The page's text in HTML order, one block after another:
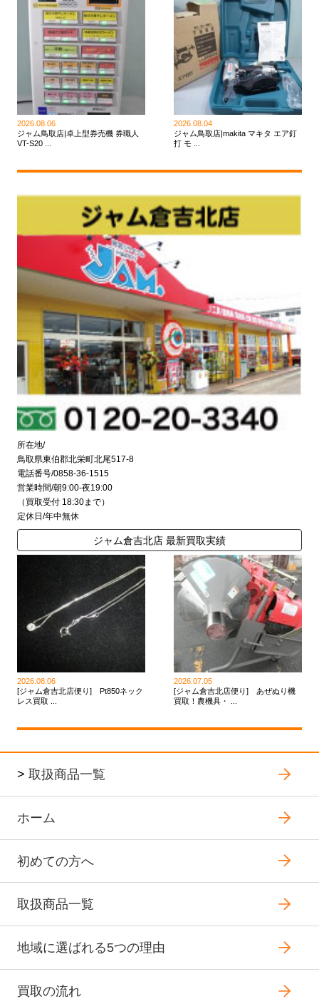
2026.08.06
ジャム鳥取店|卓上型券売機 券職人
VT-S20 ...
2026.08.04
ジャム鳥取店|makita マキタ エア釘
打 モ ...
所在地/
鳥取県東伯郡北栄町北尾517-8
電話番号/0858-36-1515
営業時間/朝9:00-夜19:00
（買取受付 18:30まで）
定休日/年中無休
ジャム倉吉北店 最新買取実績
2026.08.06
[ジャム倉吉北店便り] Pt850ネック
レス買取 ...
2026.07.05
[ジャム倉吉北店便り] あぜぬり機
買取！農機具・ ...
> 取扱商品一覧
ホーム
初めての方へ
取扱商品一覧
地域に選ばれる5つの理由
買取の流れ